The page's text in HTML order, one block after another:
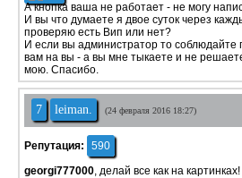
А кнопка ваша не работает - не могу
И вы что думаете я двое суток через
проверяю есть Вип или нет?
И если вы администратор то соблюдайте
вам на вы - а вы мне тыкаете и не
мою. Спасибо.
7 leiman. (24 февраля 2016 18:27)
Репутация:
590
georgi777000, делай все как на картинках!